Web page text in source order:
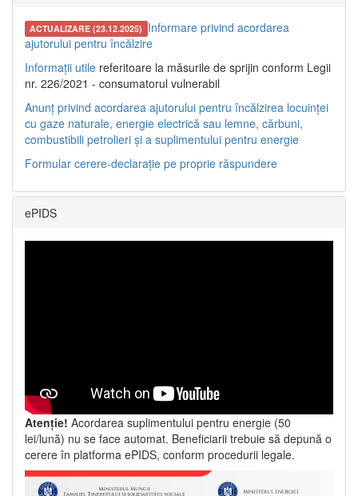
ACTUALIZARE (23.12.2025) Informare privind acordarea
ajutorului pentru încălzire
Informații utile referitoare la măsurile de sprijin conform Legii
nr. 226/2021 - consumatorul vulnerabil
Anunț privind acordarea ajutorului pentru încălzirea locuinței
cu gaze naturale, energie electrică sau lemne, cărbuni,
combustibili petrolieri și a suplimentului pentru energie
Formular cerere-declarație pe proprie răspundere
ePIDS
Atenție! Acordarea suplimentului pentru energie (50
lei/lună) nu se face automat. Beneficiarii trebuie să depună o
cerere în platforma ePIDS, conform procedurii legale.